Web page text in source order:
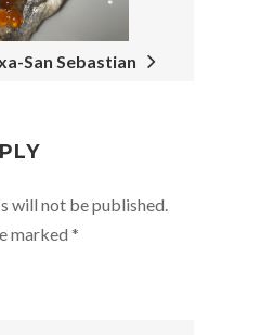
San Sebastian
will not be published.
marked *